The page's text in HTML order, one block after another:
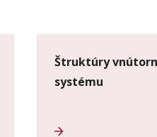
Štruktúry
systému